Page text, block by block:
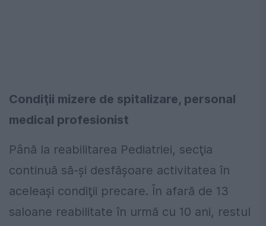
Condiţii mizere de spitalizare, personal
medical profesionist
Până la reabilitarea Pediatriei, secţia
continuă să-şi desfăşoare activitatea în
aceleaşi condiţii precare. În afară de 13
saloane reabilitate în urmă cu 10 ani, restul